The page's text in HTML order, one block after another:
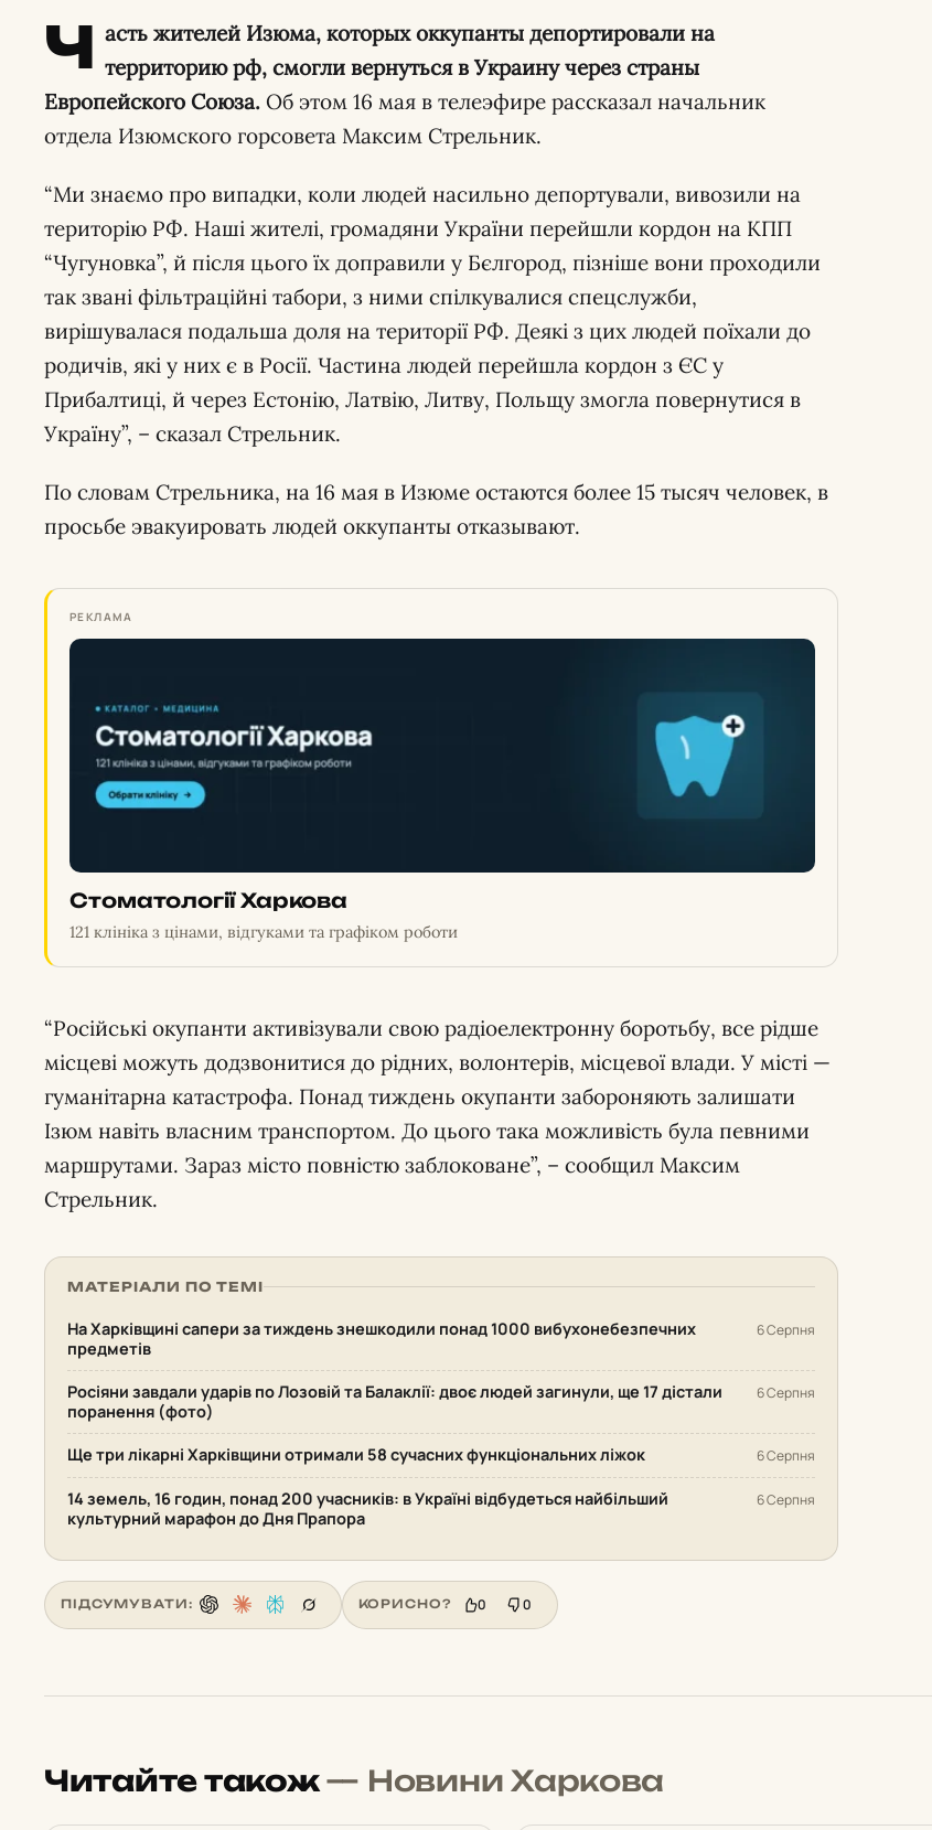
Ч асть жителей Изюма, которых оккупанты депортировали на
территорию рф, смогли вернуться в Украину через страны
Европейского Союза. Об этом 16 мая в телеэфире рассказал начальник
отдела Изюмского горсовета Максим Стрельник.
“Ми знаємо про випадки, коли людей насильно депортували, вивозили на
територію РФ. Наші жителі, громадяни України перейшли кордон на КПП
“Чугуновка”, й після цього їх доправили у Бєлгород, пізніше вони проходили
так звані фільтраційні табори, з ними спілкувалися спецслужби,
вирішувалася подальша доля на території РФ. Деякі з цих людей поїхали до
родичів, які у них є в Росії. Частина людей перейшла кордон з ЄС у
Прибалтиці, й через Естонію, Латвію, Литву, Польщу змогла повернутися в
Україну”, – сказал Стрельник.
По словам Стрельника, на 16 мая в Изюме остаются более 15 тысяч человек, в
просьбе эвакуировать людей оккупанты отказывают.
РЕКЛАМА
Стоматології Харкова
121 клініка з цінами, відгуками та графіком роботи
“Російські окупанти активізували свою радіоелектронну боротьбу, все рідше
місцеві можуть додзвонитися до рідних, волонтерів, місцевої влади. У місті —
гуманітарна катастрофа. Понад тиждень окупанти забороняють залишати
Ізюм навіть власним транспортом. До цього така можливість була певними
маршрутами. Зараз місто повністю заблоковане”, – сообщил Максим
Стрельник.
МАТЕРІАЛИ ПО ТЕМІ
На Харківщині сапери за тиждень знешкодили понад 1000 вибухонебезпечних
предметів
6 Серпня
Росіяни завдали ударів по Лозовій та Балаклії: двоє людей загинули, ще 17 дістали
поранення (фото)
6 Серпня
Ще три лікарні Харківщини отримали 58 сучасних функціональних ліжок 6 Серпня
14 земель, 16 годин, понад 200 учасників: в Україні відбудеться найбільший
культурний марафон до Дня Прапора
6 Серпня
ПІДСУМУВАТИ: КОРИСНО? 0 0
Читайте також— Новини Харкова